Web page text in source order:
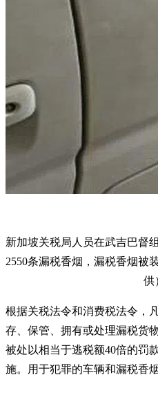
新加坡关税局人员在武吉巴督
2550条漏税香烟，漏税香烟被
供
根据关税法令和消费税法令，
存、保管、拥有或处理漏税货
被处以相当于逃税额40倍的罚
施。用于犯罪的车辆和漏税香